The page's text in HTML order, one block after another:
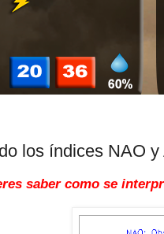
los índices NAO y
saber como se